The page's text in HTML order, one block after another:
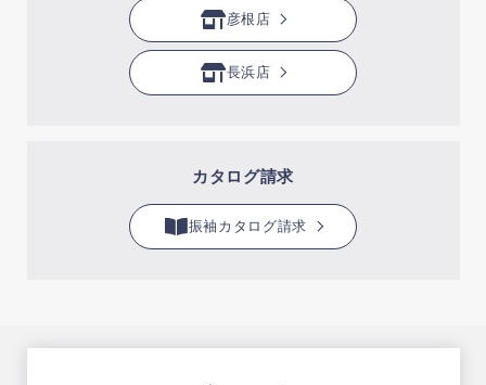
彦根店
長浜店
カタログ請求
振袖カタログ請求